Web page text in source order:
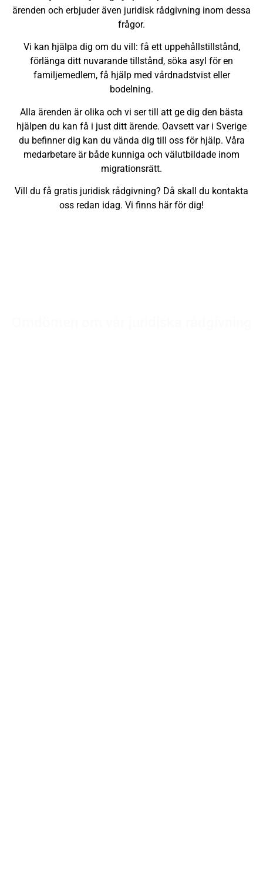
ärenden och erbjuder även juridisk rådgivning inom dessa
frågor.
Vi kan hjälpa dig om du vill: få ett uppehållstillstånd,
förlänga ditt nuvarande tillstånd, söka asyl för en
familjemedlem, få hjälp med vårdnadstvist eller
bodelning.
Alla ärenden är olika och vi ser till att ge dig den bästa
hjälpen du kan få i just ditt ärende. Oavsett var i Sverige
du befinner dig kan du vända dig till oss för hjälp. Våra
medarbetare är både kunniga och välutbildade inom
migrationsrätt.
Vill du få gratis juridisk rådgivning? Då skall du kontakta
oss redan idag. Vi finns här för dig!